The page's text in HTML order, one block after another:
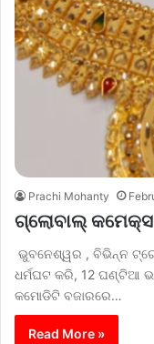
Prachi Mohanty
ଗ୍ଲୋବାଲ୍ କମେକ୍ସ
ଭୁବନେଶ୍ୱର , ବିଭିନ୍ନ
ଧର୍ମଘଟ କରି, 12 ଘଣ୍ଟିଆ
କମୋଡିଟି ବଜାରରେ…
Read More »